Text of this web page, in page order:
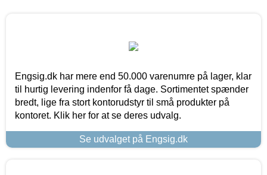
Engsig.dk har mere end 50.000 varenumre på lager, klar
til hurtig levering indenfor få dage. Sortimentet spænder
bredt, lige fra stort kontorudstyr til små produkter på
kontoret. Klik her for at se deres udvalg.
Se udvalget på Engsig.dk